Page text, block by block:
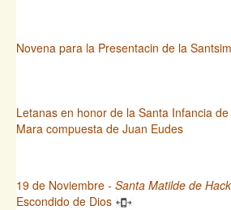
Novena para la Presentacin de la
Letanas en honor de la Santa Infancia
Mara compuesta de Juan Eudes
19 de Noviembre - Santa Matilde de
Escondido de Dios